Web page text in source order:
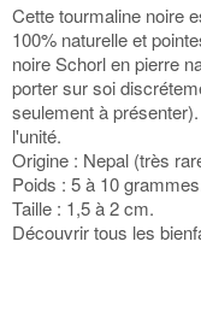
Cette tourmaline noire
100% naturelle et
noire Schorl en pierre
porter sur soi
seulement à
l'unité.
Origine : Nepal (très
Poids : 5 à 10
Taille : 1,5 à 2 cm.
Découvrir tous les